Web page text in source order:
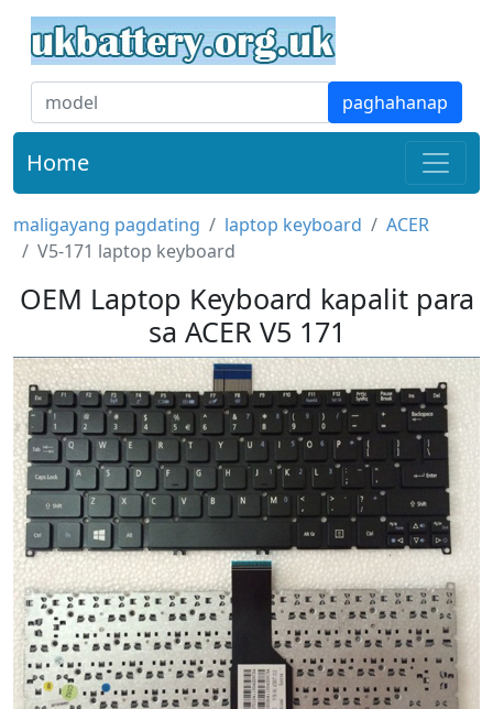
paghahanap
Home
maligayang pagdating laptop keyboard
ACER
V5-171 laptop keyboard
OEM Laptop Keyboard kapalit para
sa ACER V5 171